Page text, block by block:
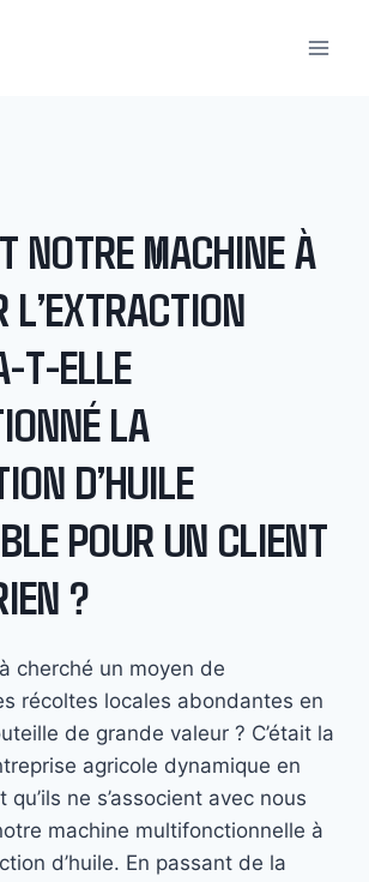
NOTRE MACHINE À
L’EXTRACTION
T-ELLE
LA
D’HUILE
POUR UN CLIENT
?
cherché un moyen de
récoltes locales abondantes en
de grande valeur ? C’était la
agricole dynamique en
qu’ils ne s’associent avec nous
machine multifonctionnelle à
d’huile. En passant de la